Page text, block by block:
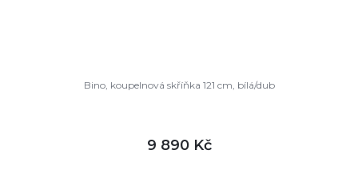
Bino, koupelnová skříňka 121 cm, bílá/dub
9 890 Kč